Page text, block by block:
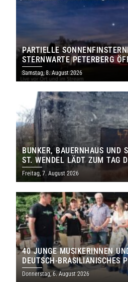
PARTIELLE
STERNWARTE PETERBERG
IHRE TORE
Samstag, 8. August 2026
BUNKER, BAUERNHAUS UND
ST. WENDEL LÄDT ZUM TAG
DENKMALS EIN
Freitag, 7. August 2026
40 JUNGE MUSIKERINNEN
DEUTSCH-BRASILIANISCHES
THOLEY
Donnerstag, 6. August 2026